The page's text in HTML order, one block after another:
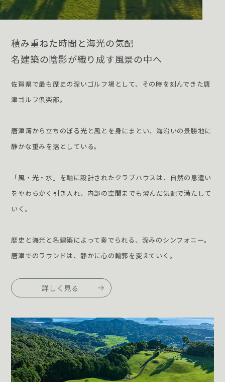
積み重ねた時間と海光の気配
名建築の陰影が織り成す風景の中へ
佐賀県で最も歴史の深いゴルフ場として、その時を刻んできた唐
津ゴルフ倶楽部。
唐津湾から立ちのぼる光と風とを身にまとい、海沿いの景勝地に
静かな重みを落としている。
「風・光・水」を軸に設計されたクラブハウスは、自然の息遣い
をやわらかく引き入れ、内部の空間までも澄んだ気配で満たして
いく。
歴史と海光と名建築によって奏でられる、深みのシンフォニー。
唐津でのラウンドは、静かに心の輪郭を変えていく。
詳しく見る